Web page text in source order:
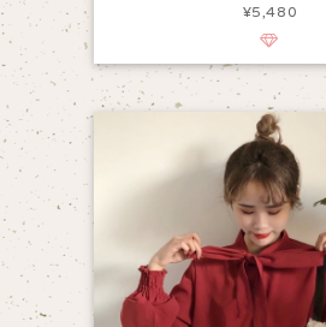
¥5,480